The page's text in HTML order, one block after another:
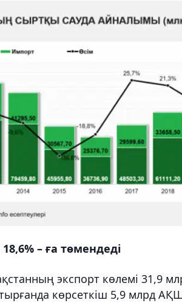
– ға төмендеді
экспорт көлемі 31,9
көрсеткіш 5,9 млрд